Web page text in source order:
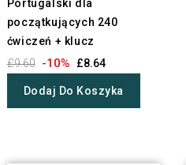
Portugalski dla
początkujących 240
ćwiczeń + klucz
£9.60 -10% £8.64
Dodaj Do Koszyka